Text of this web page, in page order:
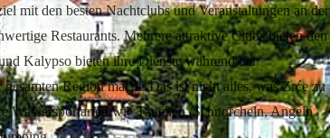
mit den besten Nachtclubs und Veranstaltungen an der
Restaurants. Mehrere attraktive Clubs bieten den
Kalypso bieten ihre Dienste während der
Region macht. Das ist nicht alles, was Zrće zu
Wassersportarten wie Tauchen, Schnorcheln, Angeln